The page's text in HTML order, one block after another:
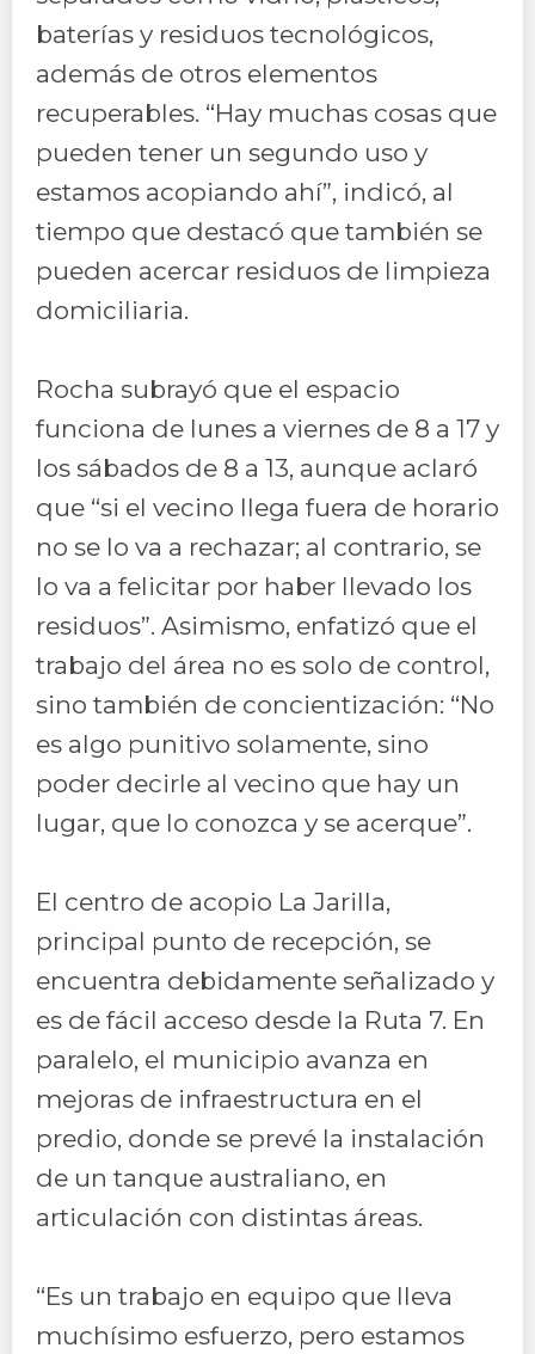
baterías y residuos tecnológicos,
además de otros elementos
recuperables. “Hay muchas cosas que
pueden tener un segundo uso y
estamos acopiando ahí”, indicó, al
tiempo que destacó que también se
pueden acercar residuos de limpieza
domiciliaria.
Rocha subrayó que el espacio
funciona de lunes a viernes de 8 a 17 y
los sábados de 8 a 13, aunque aclaró
que “si el vecino llega fuera de horario
no se lo va a rechazar; al contrario, se
lo va a felicitar por haber llevado los
residuos”. Asimismo, enfatizó que el
trabajo del área no es solo de control,
sino también de concientización: “No
es algo punitivo solamente, sino
poder decirle al vecino que hay un
lugar, que lo conozca y se acerque”.
El centro de acopio La Jarilla,
principal punto de recepción, se
encuentra debidamente señalizado y
es de fácil acceso desde la Ruta 7. En
paralelo, el municipio avanza en
mejoras de infraestructura en el
predio, donde se prevé la instalación
de un tanque australiano, en
articulación con distintas áreas.
“Es un trabajo en equipo que lleva
muchísimo esfuerzo, pero estamos